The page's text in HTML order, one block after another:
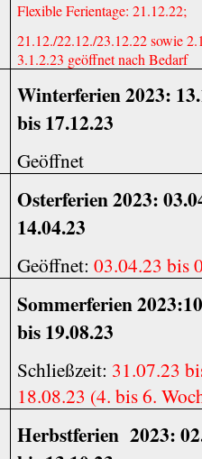
Flexible Ferientage: 21.12.22;
21.12./22.12./23.12.22 sowie
3.1.2.23 geöffnet nach Bedarf
Winterferien 2023:
bis 17.12.23
Geöffnet
Osterferien 2023:
14.04.23
Geöffnet:03.04.23 bis
Sommerferien
bis 19.08.23
Schließzeit: 31.07.23
18.08.23 (4. bis 6.
Herbstferien 2023: